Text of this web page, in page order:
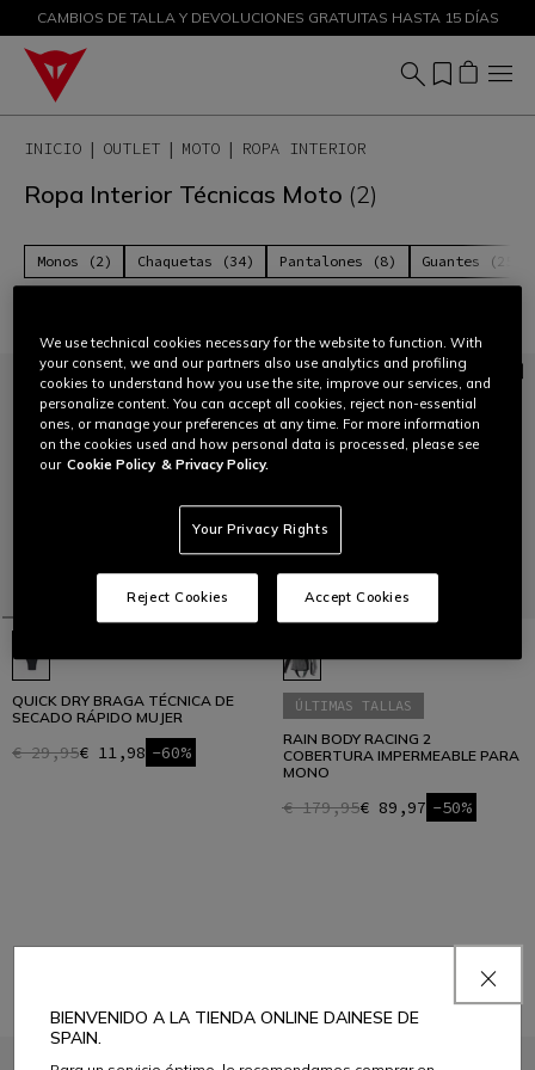
DESCUENTOS DE HASTA EL 50 % – ¡COMPRA AHORA
CAMBIOS DE TALLA Y DEVOLUCIONES GRATUITAS HASTA 15 DÍAS
INICIO OUTLET MOTO ROPA INTERIOR
Ropa Interior Técnicas Moto (2)
Monos (2) Chaquetas (34) Pantalones (8) Guantes (25)
QUICK DRY BRAGA TÉCNICA DE
SECADO RÁPIDO MUJER
€ 29,95€ 11,98 -60%
ÚLTIMAS TALLAS
RAIN BODY RACING 2
COBERTURA IMPERMEABLE PARA
MONO
€ 179,95€ 89,97 -50%
BIENVENIDO A LA TIENDA ONLINE DAINESE DE
SPAIN.
We use technical cookies necessary for the website to function. With
your consent, we and our partners also use analytics and profiling
cookies to understand how you use the site, improve our services, and
personalize content. You can accept all cookies, reject non-essential
ones, or manage your preferences at any time. For more information
on the cookies used and how personal data is processed, please see
our Cookie Policy & Privacy Policy.
Your Privacy Rights
Reject Cookies Accept Cookies